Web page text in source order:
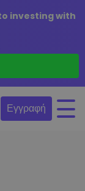
investing with
Εγγραφή